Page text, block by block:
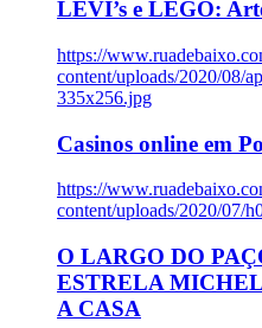
LEVI’s e LEGO:
https://
content/uploads/2020/08/
335x256.jpg
Casinos online em
https://
content/uploads/2020/07/
O LARGO DO
ESTRELA
A CASA